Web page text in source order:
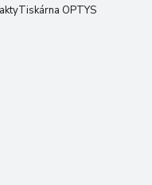
Tiskárna OPTYS